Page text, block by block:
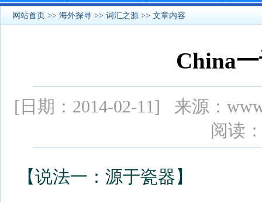
网站首页 >> 海外探寻 >> 词汇之源 >> 文章内容
China
[日期：2014-02-11] 来源：
阅读
【说法一：源于瓷器】